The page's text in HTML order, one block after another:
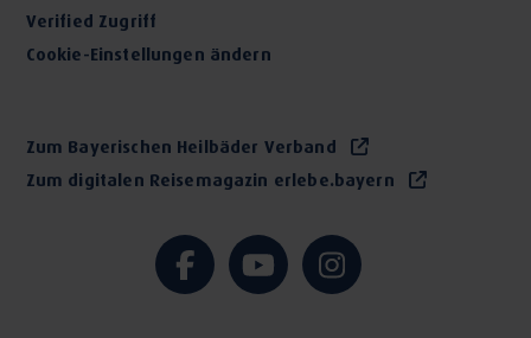
Verified Zugriff
Cookie-Einstellungen ändern
Zum Bayerischen Heilbäder Verband
Zum digitalen Reisemagazin erlebe.bayern